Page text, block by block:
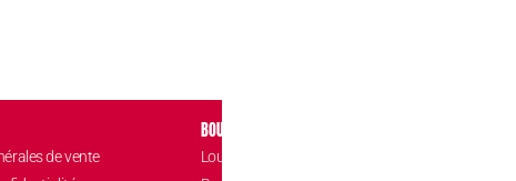
de vente
BOUTIQUES
Louvain-la-Neuve Esplanade